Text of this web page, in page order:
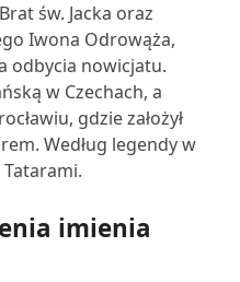
św. Jacka oraz
Iwona Odrowąża,
odbycia nowicjatu.
w Czechach, a
gdzie założył
Według legendy w
Tatarami.
imienia